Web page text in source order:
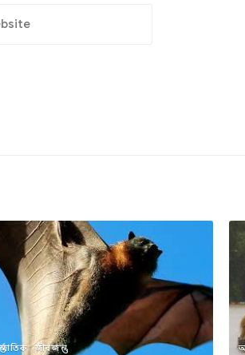
জীবজন্তু